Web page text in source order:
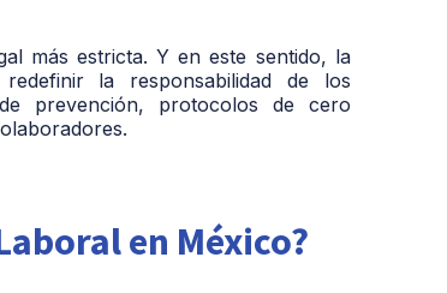
más estricta. Y en este sentido, la
la responsabilidad de los
prevención, protocolos de cero
en México?